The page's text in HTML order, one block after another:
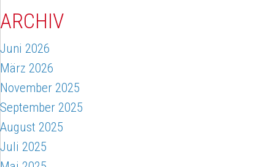
ARCHIV
Juni 2026
März 2026
November 2025
September 2025
August 2025
Juli 2025